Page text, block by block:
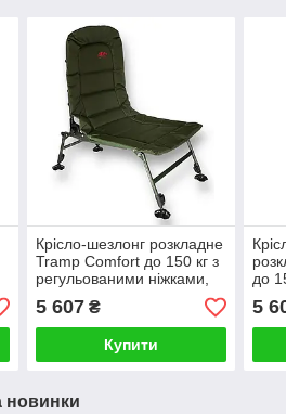
Крісло-шезлонг розкладне
Tramp Comfort до 150 кг з
регульованими ніжками,
зелене
5 607₴
Купити
до
5
новинки